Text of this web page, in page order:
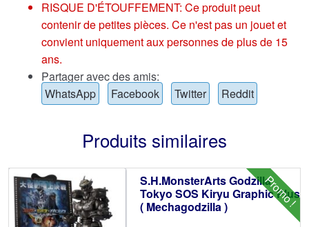
RISQUE D'ÉTOUFFEMENT: Ce produit peut
contenir de petites pièces. Ce n'est pas un jouet et
convient uniquement aux personnes de plus de 15
ans.
Partager avec des amis:
WhatsApp
Facebook Twitter Reddit
Produits similaires
Promo !
S.H.MonsterArts Godzilla
Tokyo SOS Kiryu Graphic Plus
( Mechagodzilla )